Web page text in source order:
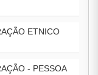
ETNICO
- PESSOA